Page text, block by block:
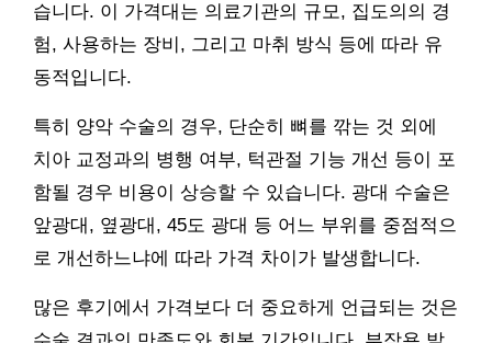
습니다. 이 가격대는 의료기관의 규모, 집도의의 경
험, 사용하는 장비, 그리고 마취 방식 등에 따라 유
동적입니다.
특히 양악 수술의 경우, 단순히 뼈를 깎는 것 외에
치아 교정과의 병행 여부, 턱관절 기능 개선 등이 포
함될 경우 비용이 상승할 수 있습니다. 광대 수술은
앞광대, 옆광대, 45도 광대 등 어느 부위를 중점적으
로 개선하느냐에 따라 가격 차이가 발생합니다.
많은 후기에서 가격보다 더 중요하게 언급되는 것은